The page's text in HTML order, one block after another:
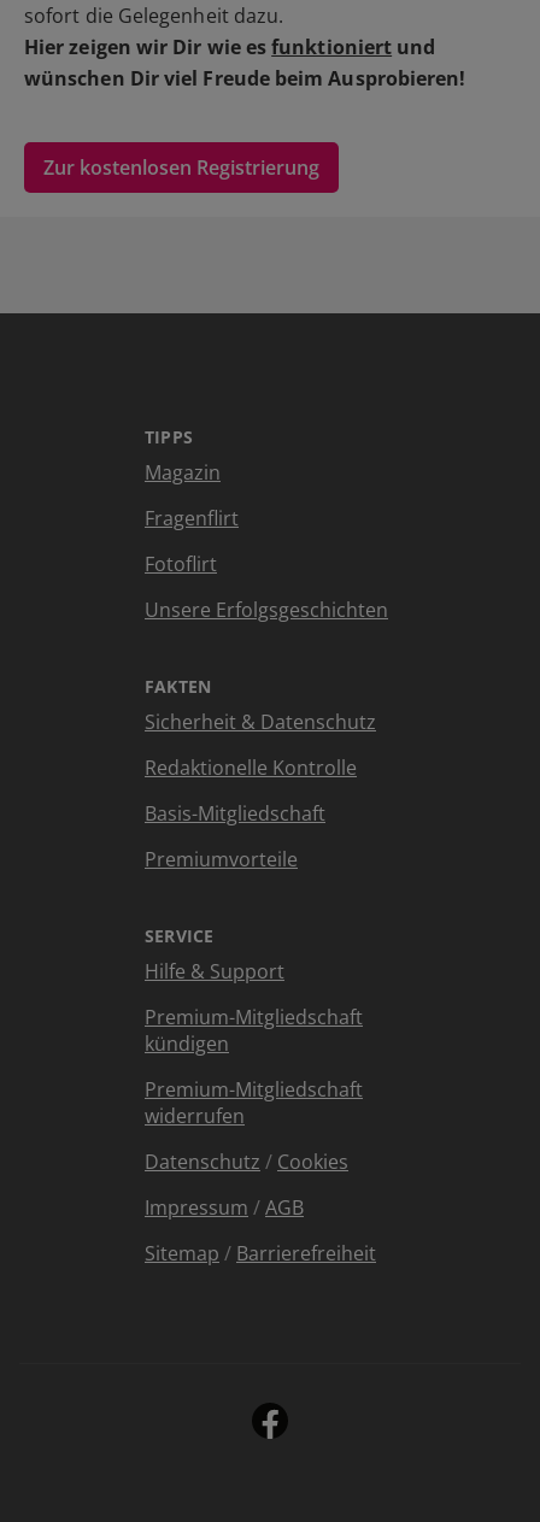
sofort die Gelegenheit dazu.
Hier zeigen wir Dir wie esfunktioniert und
wünschen Dir viel Freude beim Ausprobieren!
Zur kostenlosen Registrierung
TIPPS
Magazin
Fragenflirt
Fotoflirt
Unsere Erfolgsgeschichten
FAKTEN
Sicherheit & Datenschutz
Redaktionelle Kontrolle
Basis-Mitgliedschaft
Premiumvorteile
SERVICE
Hilfe & Support
Premium-Mitgliedschaft
kündigen
Premium-Mitgliedschaft
widerrufen
Datenschutz / Cookies
Impressum /AGB
Sitemap / Barrierefreiheit